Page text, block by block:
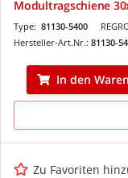
Modultragschiene
Type: 81130-5400
Hersteller-Art.Nr.: 81130-
In den
Zu Favoriten